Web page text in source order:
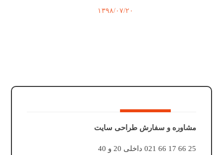
۱۳۹۸/۰۷/۲۰
مشاوره و سفارش طراحی سایت
25 66 17 66 021 داخلی 20 و 40